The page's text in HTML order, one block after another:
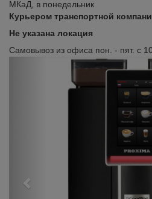
МКаД, в понедельник
Курьером транспортной
Не указана локация
Самовывоз из офиса пон. - пят. с
Previous